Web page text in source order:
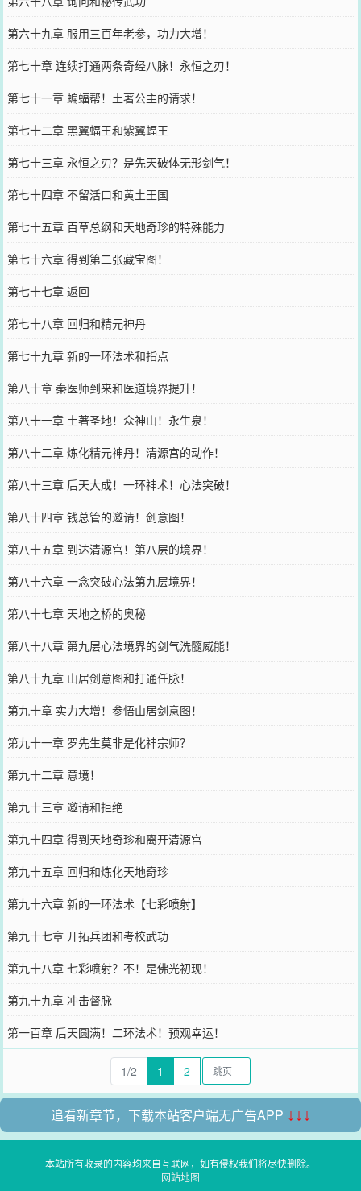
第六十九章 服用三百年老参，功力大增！
第七十章 连续打通两条奇经八脉！永恒之刃！
第七十一章 蝙蝠帮！土著公主的请求！
第七十二章 黑翼蝠王和紫翼蝠王
第七十三章 永恒之刃？是先天破体无形剑气！
第七十四章 不留活口和黄土王国
第七十五章 百草总纲和天地奇珍的特殊能力
第七十六章 得到第二张藏宝图！
第七十七章 返回
第七十八章 回归和精元神丹
第七十九章 新的一环法术和指点
第八十章 秦医师到来和医道境界提升！
第八十一章 土著圣地！众神山！永生泉！
第八十二章 炼化精元神丹！清源宫的动作！
第八十三章 后天大成！一环神术！心法突破！
第八十四章 钱总管的邀请！剑意图！
第八十五章 到达清源宫！第八层的境界！
第八十六章 一念突破心法第九层境界！
第八十七章 天地之桥的奥秘
第八十八章 第九层心法境界的剑气洗髓威能！
第八十九章 山居剑意图和打通任脉！
第九十章 实力大增！参悟山居剑意图！
第九十一章 罗先生莫非是化神宗师？
第九十二章 意境！
第九十三章 邀请和拒绝
第九十四章 得到天地奇珍和离开清源宫
第九十五章 回归和炼化天地奇珍
第九十六章 新的一环法术【七彩喷射】
第九十七章 开拓兵团和考校武功
第九十八章 七彩喷射？不！是佛光初现！
第九十九章 冲击督脉
第一百章 后天圆满！二环法术！预观幸运！
1/2 1 2
追看新章节，下载本站客户端无广告APP ↓↓↓
本站所有收录的内容均来自互联网，如有侵权我们将尽快删除。
网站地图